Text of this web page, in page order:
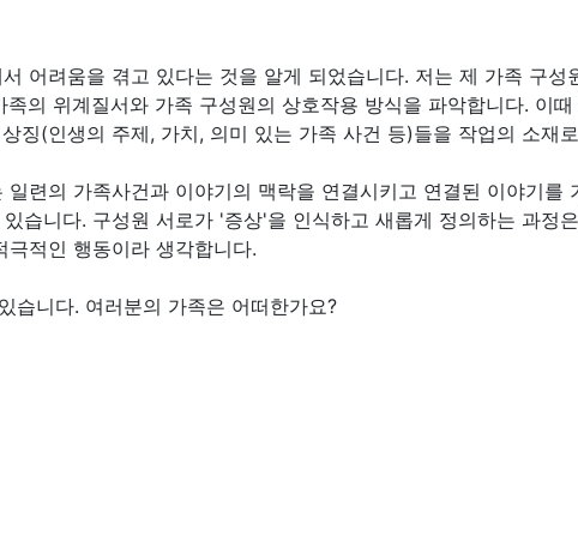
어려움을 겪고 있다는 것을 알게 되었습니다. 저는 제 가족 구
의 위계질서와 가족 구성원의 상호작용 방식을 파악합니다. 이
징(인생의 주제, 가치, 의미 있는 가족 사건 등)들을 작업의 소재
련의 가족사건과 이야기의 맥락을 연결시키고 연결된 이야기
습니다. 구성원 서로가 '증상'을 인식하고 새롭게 정의하는 과정
적인 행동이라 생각합니다.
습니다. 여러분의 가족은 어떠한가요?